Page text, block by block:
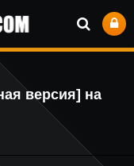
версия] на